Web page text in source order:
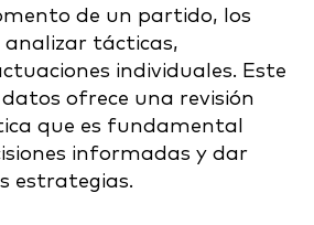
de un partido, los
analizar tácticas,
individuales. Este
ofrece una revisión
que es fundamental
informadas y dar
estrategias.